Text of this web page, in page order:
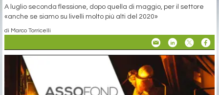
A luglio seconda flessione, dopo quella di maggio, per il settore
«anche se siamo su livelli molto più alti del 2020»
di Marco Torricelli